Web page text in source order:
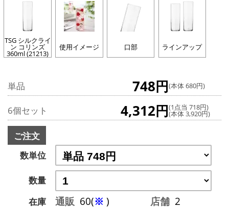
TSG シルクライ
ン コリンズ
360ml (21213)
使用イメージ 口部 ラインアップ
単品 748円(本体 680円)
6個セット 4,312円(1点当 718円)
(本体 3,920円)
ご注文
数単位
数量
在庫
通販 60(※ ) 店舗 2